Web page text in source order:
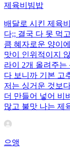
제육비빔밥
배달로 시킨 제육
다;; 결국 다 못 먹
큼 혜자로운 양이
맛이 인위적이지
라이 2개 올려주는
다 보니까 기본 고
저는 싱거운 것보
더 만들어 넣어 비
많고 불맛 나는 제
으앵